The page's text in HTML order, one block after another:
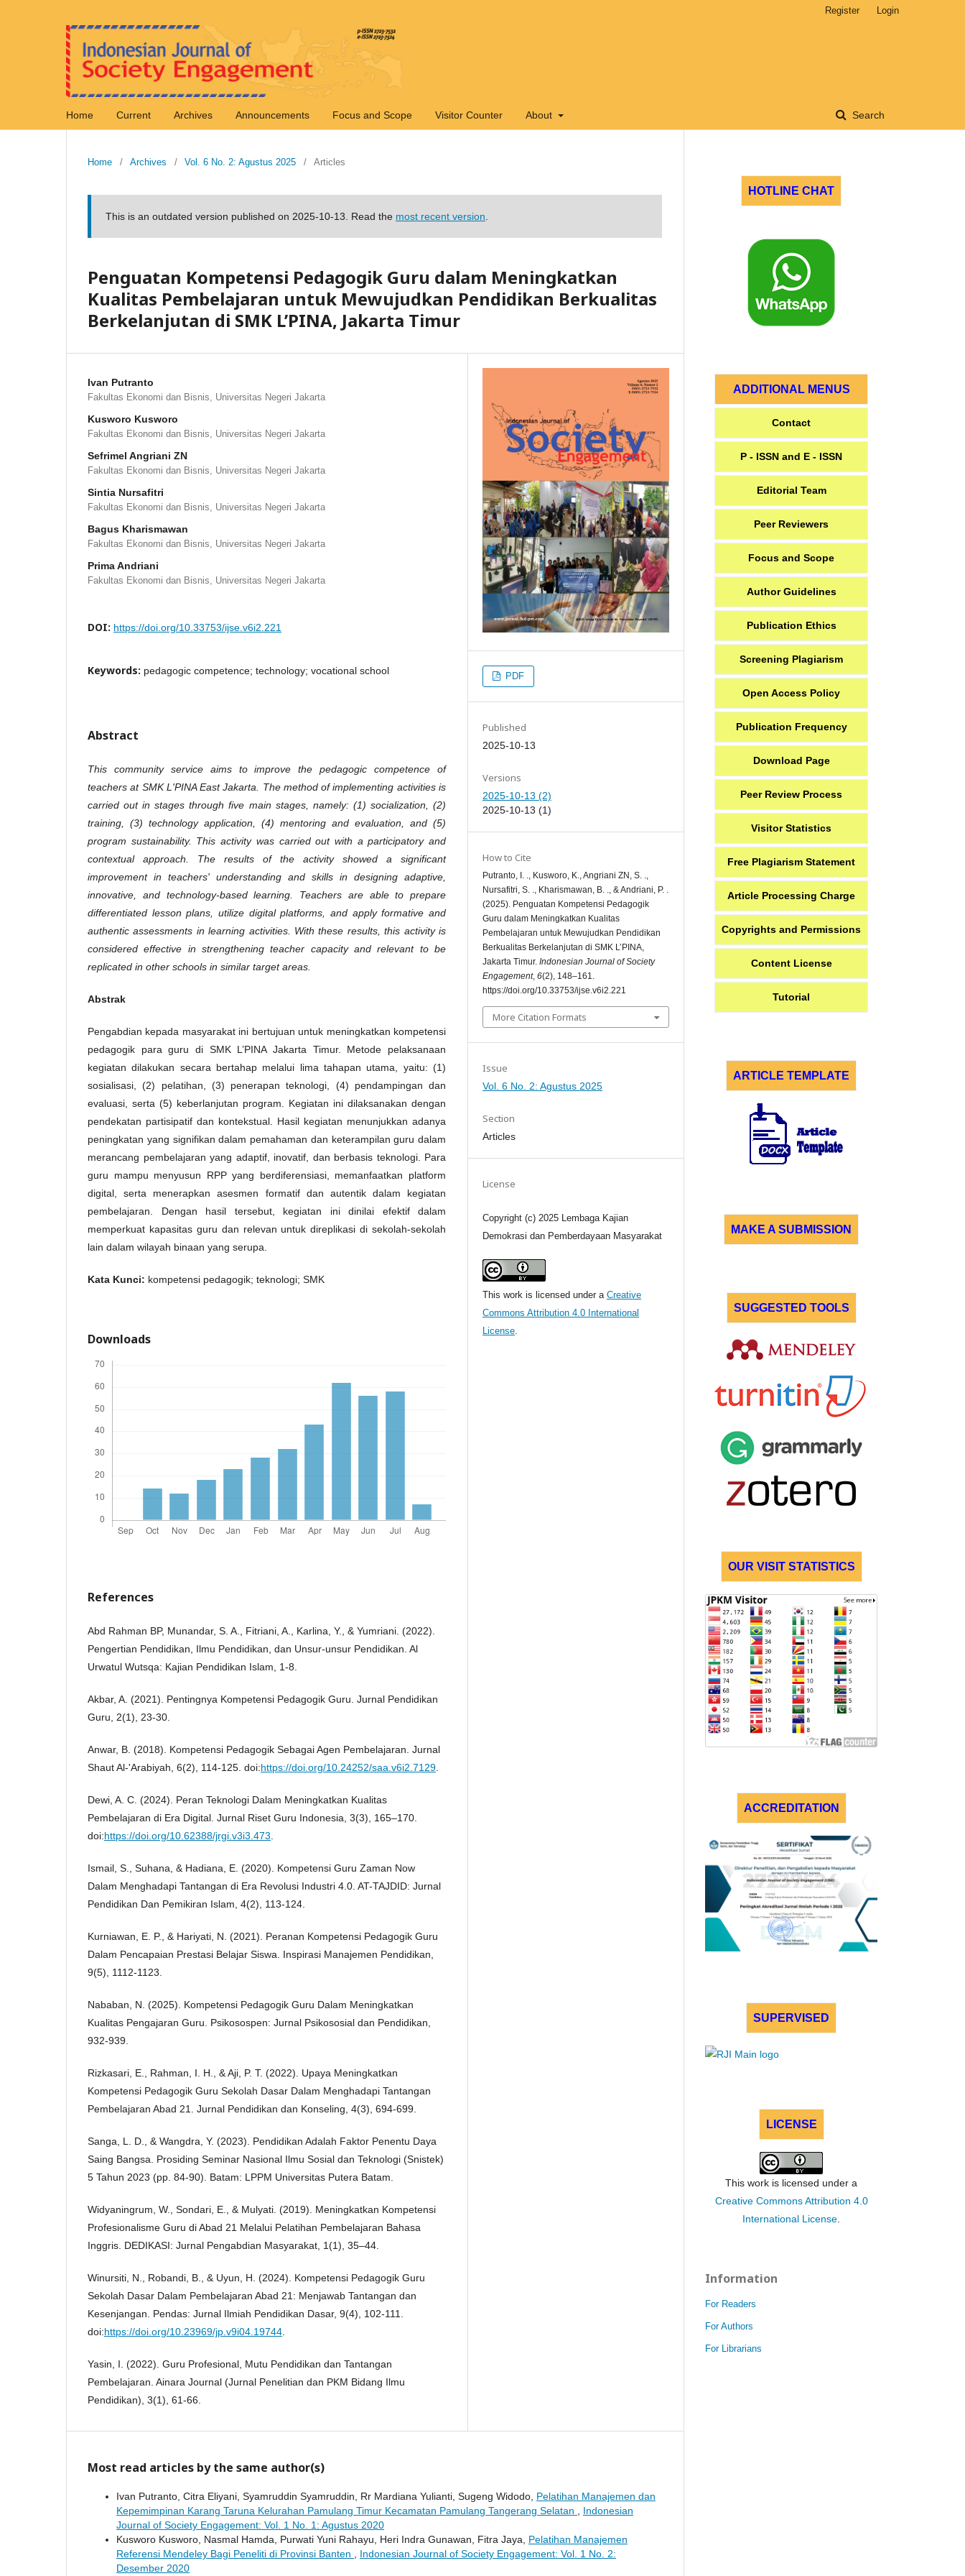
Home Current Archives Announcements Focus and Scope Visitor Counter About Search
Register Login
Home / Archives / Vol. 6 No. 2: Agustus 2025 / Articles
This is an outdated version published on 2025-10-13. Read the most recent version
Penguatan Kompetensi Pedagogik Guru dalam Meningkatkan
Kualitas Pembelajaran untuk Mewujudkan Pendidikan Berkualitas
Berkelanjutan di SMK L’PINA, Jakarta Timur
Ivan Putranto
Fakultas Ekonomi dan Bisnis, Universitas Negeri Jakarta
Kusworo Kusworo
Fakultas Ekonomi dan Bisnis, Universitas Negeri Jakarta
Sefrimel Angriani ZN
Fakultas Ekonomi dan Bisnis, Universitas Negeri Jakarta
Sintia Nursafitri
Fakultas Ekonomi dan Bisnis, Universitas Negeri Jakarta
Bagus Kharismawan
Fakultas Ekonomi dan Bisnis, Universitas Negeri Jakarta
Prima Andriani
Fakultas Ekonomi dan Bisnis, Universitas Negeri Jakarta
DOI: https://doi.org/10.33753/ijse.v6i2.221
Keywords: pedagogic competence; technology; vocational school
Abstract
This community service aims to improve the pedagogic competence of
teachers at SMK L'PINA East Jakarta. The method of implementing activities is
carried out in stages through five main stages, namely: (1) socialization, (2)
training, (3) technology application, (4) mentoring and evaluation, and (5)
program sustainability. This activity was carried out with a participatory and
contextual approach. The results of the activity showed a significant
improvement in teachers' understanding and skills in designing adaptive,
innovative, and technology-based learning. Teachers are able to prepare
differentiated lesson plans, utilize digital platforms, and apply formative and
authentic assessments in learning activities. With these results, this activity is
considered effective in strengthening teacher capacity and relevant to be
replicated in other schools in similar target areas.
Abstrak
Pengabdian kepada masyarakat ini bertujuan untuk meningkatkan kompetensi
pedagogik para guru di SMK L’PINA Jakarta Timur. Metode pelaksanaan
kegiatan dilakukan secara bertahap melalui lima tahapan utama, yaitu: (1)
sosialisasi, (2) pelatihan, (3) penerapan teknologi, (4) pendampingan dan
evaluasi, serta (5) keberlanjutan program. Kegiatan ini dilaksanakan dengan
pendekatan partisipatif dan kontekstual. Hasil kegiatan menunjukkan adanya
peningkatan yang signifikan dalam pemahaman dan keterampilan guru dalam
merancang pembelajaran yang adaptif, inovatif, dan berbasis teknologi. Para
guru mampu menyusun RPP yang berdiferensiasi, memanfaatkan platform
digital, serta menerapkan asesmen formatif dan autentik dalam kegiatan
pembelajaran. Dengan hasil tersebut, kegiatan ini dinilai efektif dalam
memperkuat kapasitas guru dan relevan untuk direplikasi di sekolah-sekolah
lain dalam wilayah binaan yang serupa.
Kata Kunci: kompetensi pedagogik; teknologi; SMK
Downloads
References
Abd Rahman BP, Munandar, S. A., Fitriani, A., Karlina, Y., & Yumriani. (2022).
Pengertian Pendidikan, Ilmu Pendidikan, dan Unsur-unsur Pendidikan. Al
Urwatul Wutsqa: Kajian Pendidikan Islam, 1-8.
Akbar, A. (2021). Pentingnya Kompetensi Pedagogik Guru. Jurnal Pendidikan
Guru, 2(1), 23-30.
Anwar, B. (2018). Kompetensi Pedagogik Sebagai Agen Pembelajaran. Jurnal
Shaut Al-'Arabiyah, 6(2), 114-125. doi:https://doi.org/10.24252/saa.v6i2.7129
Dewi, A. C. (2024). Peran Teknologi Dalam Meningkatkan Kualitas
Pembelajaran di Era Digital. Jurnal Riset Guru Indonesia, 3(3), 165–170.
doi:https://doi.org/10.62388/jrgi.v3i3.473
Ismail, S., Suhana, & Hadiana, E. (2020). Kompetensi Guru Zaman Now
Dalam Menghadapi Tantangan di Era Revolusi Industri 4.0. AT-TAJDID: Jurnal
Pendidikan Dan Pemikiran Islam, 4(2), 113-124.
Kurniawan, E. P., & Hariyati, N. (2021). Peranan Kompetensi Pedagogik Guru
Dalam Pencapaian Prestasi Belajar Siswa. Inspirasi Manajemen Pendidikan,
9(5), 1112-1123.
Nababan, N. (2025). Kompetensi Pedagogik Guru Dalam Meningkatkan
Kualitas Pengajaran Guru. Psikosospen: Jurnal Psikososial dan Pendidikan,
932-939.
Rizkasari, E., Rahman, I. H., & Aji, P. T. (2022). Upaya Meningkatkan
Kompetensi Pedagogik Guru Sekolah Dasar Dalam Menghadapi Tantangan
Pembelajaran Abad 21. Jurnal Pendidikan dan Konseling, 4(3), 694-699.
Sanga, L. D., & Wangdra, Y. (2023). Pendidikan Adalah Faktor Penentu Daya
Saing Bangsa. Prosiding Seminar Nasional Ilmu Sosial dan Teknologi (Snistek)
5 Tahun 2023 (pp. 84-90). Batam: LPPM Universitas Putera Batam.
Widyaningrum, W., Sondari, E., & Mulyati. (2019). Meningkatkan Kompetensi
Profesionalisme Guru di Abad 21 Melalui Pelatihan Pembelajaran Bahasa
Inggris. DEDIKASI: Jurnal Pengabdian Masyarakat, 1(1), 35–44.
Winursiti, N., Robandi, B., & Uyun, H. (2024). Kompetensi Pedagogik Guru
Sekolah Dasar Dalam Pembelajaran Abad 21: Menjawab Tantangan dan
Kesenjangan. Pendas: Jurnal Ilmiah Pendidikan Dasar, 9(4), 102-111.
doi:https://doi.org/10.23969/jp.v9i04.19744
Yasin, I. (2022). Guru Profesional, Mutu Pendidikan dan Tantangan
Pembelajaran. Ainara Journal (Jurnal Penelitian dan PKM Bidang Ilmu
Pendidikan), 3(1), 61-66.
PDF
Published
2025-10-13
Versions
2025-10-13 (2)
2025-10-13 (1)
How to Cite
Putranto, I. ., Kusworo, K., Angriani ZN, S. .,
Nursafitri, S. ., Kharismawan, B. ., & Andriani, P. .
(2025). Penguatan Kompetensi Pedagogik
Guru dalam Meningkatkan Kualitas
Pembelajaran untuk Mewujudkan Pendidikan
Berkualitas Berkelanjutan di SMK L’PINA,
Jakarta Timur. Indonesian Journal of Society
Engagement, 6(2), 148–161.
https://doi.org/10.33753/ijse.v6i2.221
More Citation Formats
Issue
Vol. 6 No. 2: Agustus 2025
Section
Articles
License
Copyright (c) 2025 Lembaga Kajian
Demokrasi dan Pemberdayaan Masyarakat
This work is licensed under a Creative
Commons Attribution 4.0 International
License
Most read articles by the same author(s)
Ivan Putranto, Citra Eliyani, Syamruddin Syamruddin, Rr Mardiana Yulianti, Sugeng Widodo, Pelatihan Manajemen dan
Kepemimpinan Karang Taruna Kelurahan Pamulang Timur Kecamatan Pamulang Tangerang Selatan
Indonesian
Journal of Society Engagement: Vol. 1 No. 1: Agustus 2020
Kusworo Kusworo, Nasmal Hamda, Purwati Yuni Rahayu, Heri Indra Gunawan, Fitra Jaya, Pelatihan Manajemen
Referensi Mendeley Bagi Peneliti di Provinsi Banten
Indonesian Journal of Society Engagement: Vol. 1 No. 2:
Desember 2020
HOTLINE CHAT
ADDITIONAL MENUS
Contact
P - ISSN and E - ISSN
Editorial Team
Peer Reviewers
Focus and Scope
Author Guidelines
Publication Ethics
Screening Plagiarism
Open Access Policy
Publication Frequency
Download Page
Peer Review Process
Visitor Statistics
Free Plagiarism Statement
Article Processing Charge
Copyrights and Permissions
Content License
Tutorial
ARTICLE TEMPLATE
MAKE A SUBMISSION
SUGGESTED TOOLS
OUR VISIT STATISTICS
ACCREDITATION
SUPERVISED
LICENSE
This work is licensed under a
Creative Commons Attribution 4.0
International License
Information
For Readers
For Authors
For Librarians